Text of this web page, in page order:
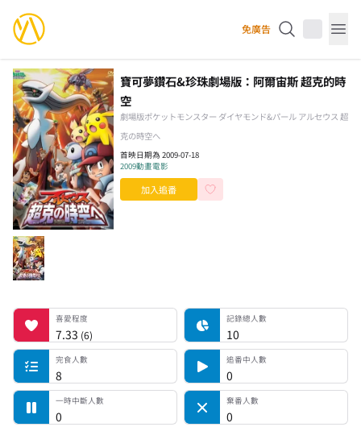
YourAnimes 你的動畫 免廣告
寶可夢鑽石&珍珠劇場版：阿爾宙斯 超克的時
空
劇場版ポケットモンスター ダイヤモンド&パール アルセウス 超
克の時空へ
首映日期為 2009-07-18
2009動畫電影
加入追番
喜愛程度喜愛程度
7.33 (6)
記錄總人數 記錄總人數
10
完食人數
完食人數
8
追番中人數
追番中人數
0
一時中斷人數
一時中斷人數
0
棄番人數
棄番人數
0
計劃觀看人數